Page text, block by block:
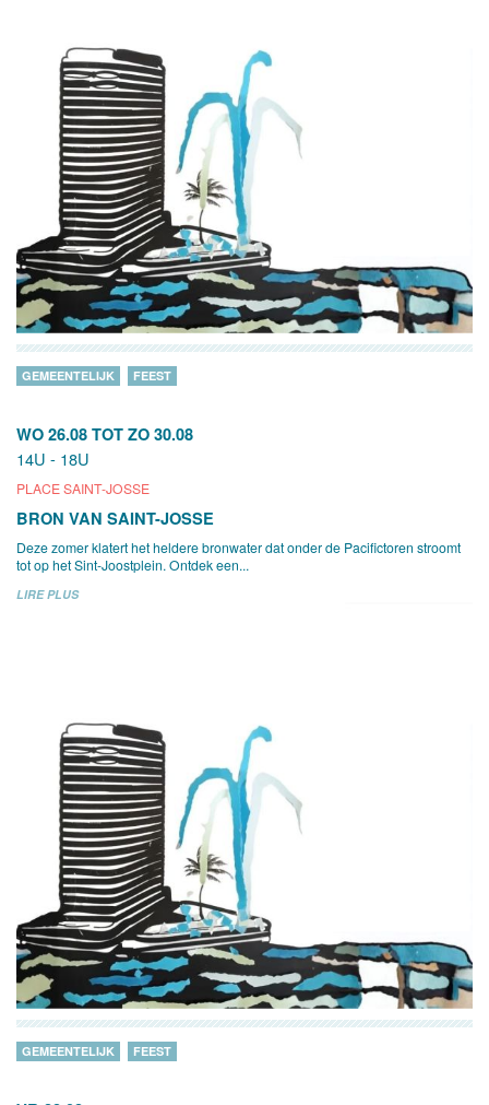
WO 26.08 TOT ZO 30.08
14U - 18U
PLACE SAINT-JOSSE
GEMEENTELIJK FEEST
BRON VAN SAINT-JOSSE
Deze zomer klatert het heldere bronwater dat onder de Pacifictoren stroomt
tot op het Sint-Joostplein. Ontdek een...
LIRE PLUS
GEMEENTELIJK FEEST